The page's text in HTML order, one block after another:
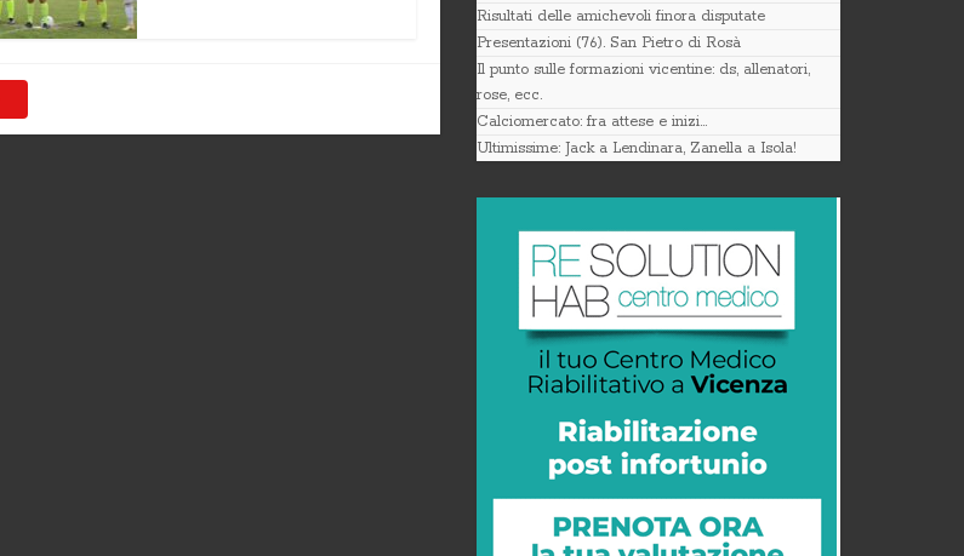
Risultati delle amichevoli finora disputate
Presentazioni (76). San Pietro di Rosà
Il punto sulle formazioni vicentine: ds, allenatori,
rose, ecc.
Calciomercato: fra attese e inizi…
Ultimissime: Jack a Lendinara, Zanella a Isola!